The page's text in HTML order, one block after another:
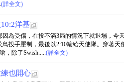
(詳全文)
洋基
為受傷，在投不滿3局的情況下就退場，今
投手壓制，最後以2:10輸給天使隊。穿著
，除了Swish.....(詳全文)
也開心